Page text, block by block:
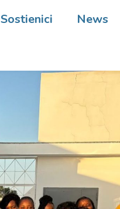
Sostienici News